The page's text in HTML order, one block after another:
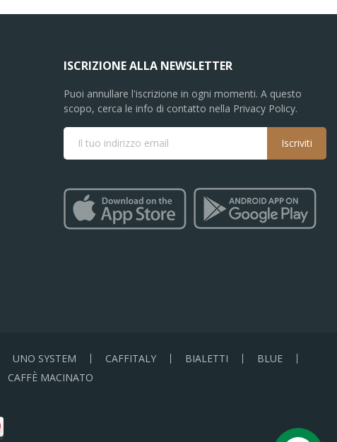
ISCRIZIONE ALLA NEWSLETTER
Puoi annullare l'iscrizione in ogni momenti. A questo
scopo, cerca le info di contatto nella Privacy Policy.
Iscriviti
UNO SYSTEM CAFFITALY BIALETTI
BLUE
CAFFÈ MACINATO